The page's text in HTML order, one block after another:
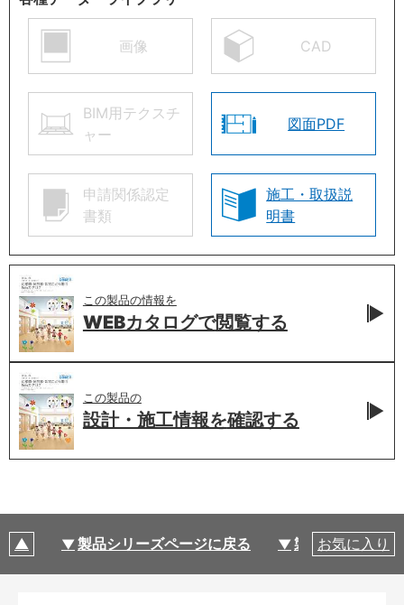
画像 CAD
BIM用テクスチ
ャー
図面PDF
申請関係認定
書類
施工・取扱説
明書
この製品の情報を
WEBカタログで閲覧する
この製品の
設計・施工情報を確認する
製品シリーズページに戻る 製品仕様
お気に入り